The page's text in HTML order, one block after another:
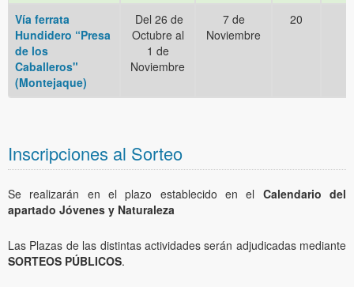
Vía ferrata
Hundidero “Presa
de los
Caballeros"
(Montejaque)
Del 26 de
Octubre al
1 de
Noviembre
7 de
Noviembre
20
Inscripciones al Sorteo
Se realizarán en el plazo establecido en el Calendario del
apartado Jóvenes y Naturaleza
Las Plazas de las distintas actividades serán adjudicadas mediante
SORTEOS PÚBLICOS.